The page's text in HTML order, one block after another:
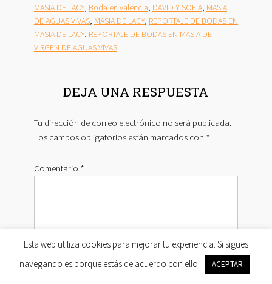
MASIA DE LACY, Boda en valencia, DAVID Y SOFIA, MASIA
DE AGUAS VIVAS, MASIA DE LACY, REPORTAJE DE BODAS EN
MASIA DE LACY, REPORTAJE DE BODAS EN MASIA DE
VIRGEN DE AGUAS VIVAS
INTERACCIONES
CON
LOS
LECTORES
DEJA UNA RESPUESTA
Tu dirección de correo electrónico no será publicada.
Los campos obligatorios están marcados con *
Comentario *
Esta web utiliza cookies para mejorar tu experiencia. Si sigues
navegando es porque estás de acuerdo con ello.
ACEPTAR